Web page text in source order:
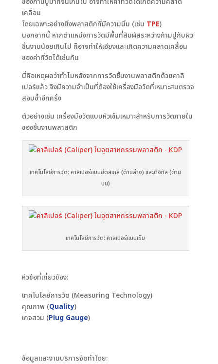
เคลื่อน
โดยเฉพาะอย่างยิ่งพลาสติกที่มีความนิ่ม (เช่น TPE)
นอกจากนี้ หากตำแหน่งการวัดมีพื้นที่สัมผัสระหว่างก้ามปูกับผิว
ชิ้นงานน้อยเกินไป ก็อาจทำให้เอียงและเกิดความคลาดเคลื่อน
ของค่าที่วัดได้เช่นกัน
นี่คือเหตุผลว่าทำไมหลังจากการวัดชิ้นงานพลาสติกด้วยคาลิ
เปอร์แล้ว จึงมีความจำเป็นที่ต้องใช้เครื่องมือวัดที่เหมาะสมตรวจ
สอบซ้ำอีกครั้ง
ตัวอย่างเช่น เครื่องมือวัดแบบหัวเข็มเหมาะสำหรับการวัดภายใน
ของชิ้นงานพลาสติก
เทคโนโลยีการวัด: คาลิเปอร์แบบขีดสเกล (ด้านล่าง) และดิจิทัล (ด้าน
บน)
เทคโนโลยีการวัด: คาลิเปอร์แบบเข็ม
หัวข้อที่เกี่ยวข้อง:
เทคโนโลยีการวัด (Measuring Technology)
คุณภาพ (Quality)
เกจสวม (Plug Gauge)
ข้อมูลและงานบริการจัดทำโดย: